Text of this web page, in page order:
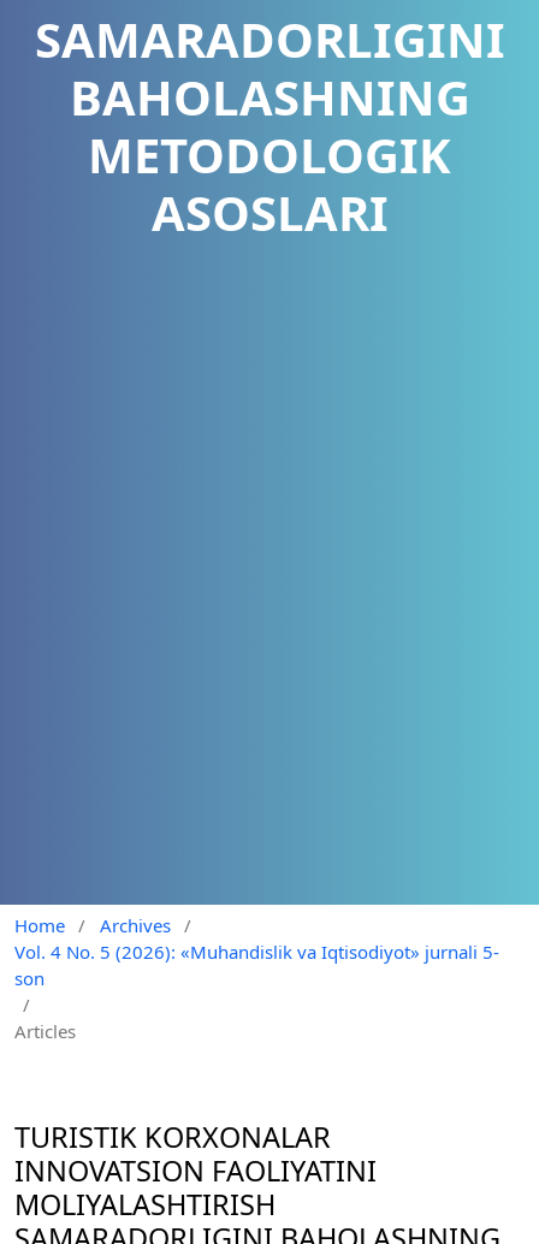
SAMARADORLIGINI
BAHOLASHNING
METODOLOGIK
ASOSLARI
Home / Archives /
Vol. 4 No. 5 (2026): «Muhandislik va Iqtisodiyot» jurnali 5-
son
/
Articles
TURISTIK KORXONALAR
INNOVATSION FAOLIYATINI
MOLIYALASHTIRISH